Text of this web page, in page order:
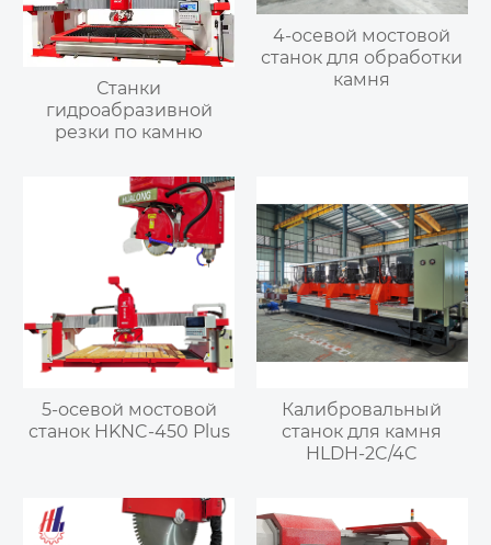
Станки
гидроабразивной
резки по камню
4-осевой мостовой
станок для обработки
камня
5-осевой мостовой
станок HKNC-450 Plus
Калибровальный
станок для камня
HLDH-2C/4C